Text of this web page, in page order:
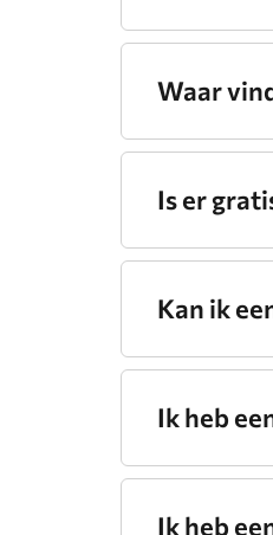
Waar
Is er
Kan ik
Ik heb
Ik heb